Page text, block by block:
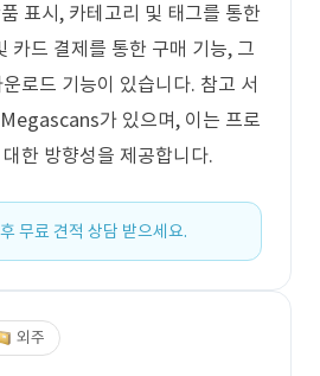
표시, 카테고리 및 태그를 통한
카드 결제를 통한 구매 기능, 그
로드 기능이 있습니다. 참고 서
가 있으며, 이는 프로
한 방향성을 제공합니다.
무료 견적 상담 받으세요.
외주